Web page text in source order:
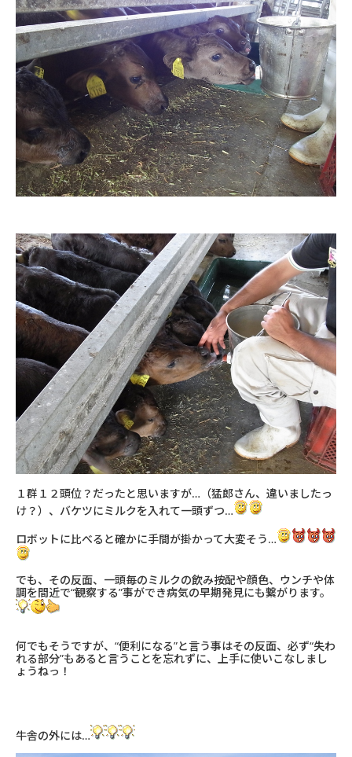
１群１２頭位？だったと思いますが…（猛郎さん、違いましたっ
け？）、バケツにミルクを入れて一頭ずつ…
ロボットに比べると確かに手間が掛かって大変そう…
でも、その反面、一頭毎のミルクの飲み按配や顔色、ウンチや体
調を間近で“観察する”事ができ病気の早期発見にも繋がります。
何でもそうですが、“便利になる”と言う事はその反面、必ず“失わ
れる部分”もあると言うことを忘れずに、上手に使いこなしまし
ょうねっ！
牛舎の外には…